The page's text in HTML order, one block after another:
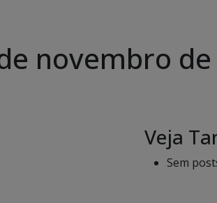
novembro de
Veja
Sem